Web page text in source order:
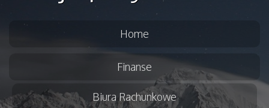
Home
Finanse
Biura Rachunkowe